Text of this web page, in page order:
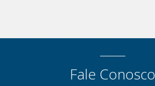
Fale Conosco